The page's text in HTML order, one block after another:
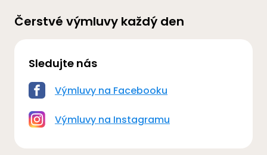
Čerstvé výmluvy každý den
Sledujte nás
Výmluvy na Facebooku
Výmluvy na Instagramu